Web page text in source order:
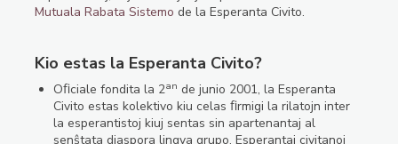
Mutuala Rabata Sistemo de la Esperanta Civito.
Kio estas la Esperanta Civito?
Oﬁciale fondita la 2an de junio 2001, la Esperanta
Civito estas kolektivo kiu celas ﬁrmigi la rilatojn inter
la esperantistoj kiuj sentas sin apartenantaj al
senŝtata diaspora lingva grupo. Esperantaj civitanoj